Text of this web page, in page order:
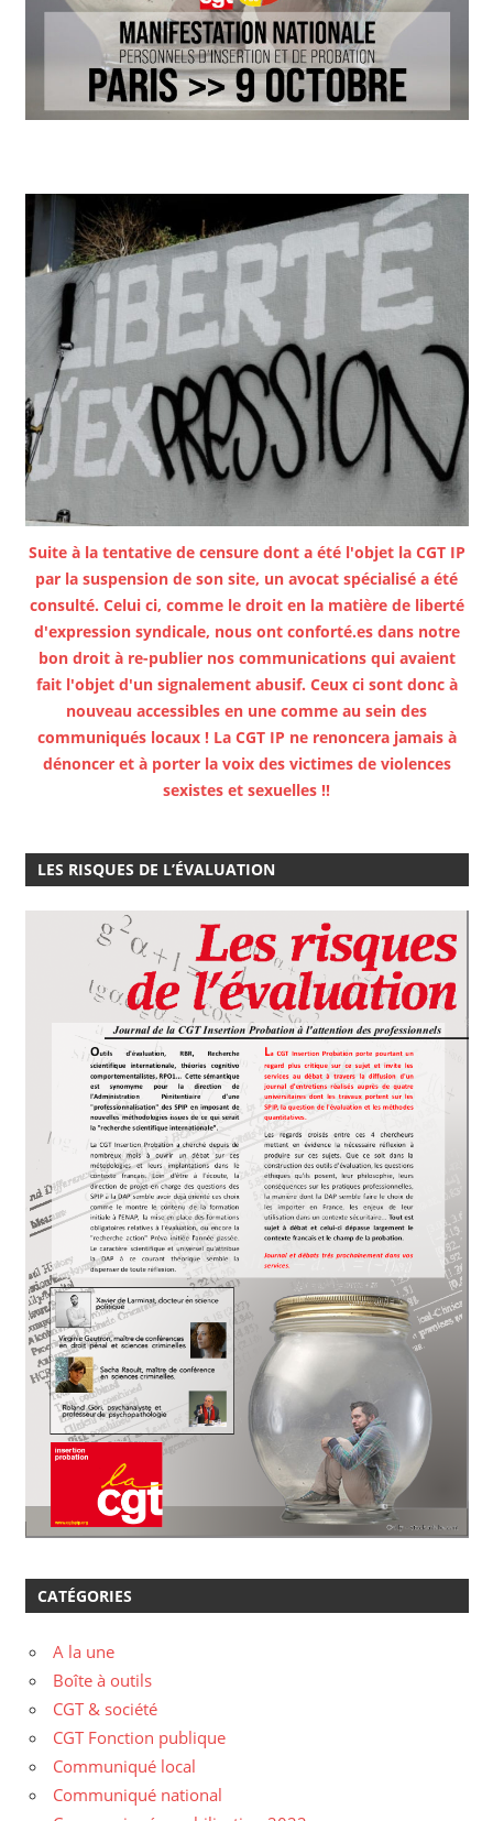
Suite à la tentative de censure dont a été l'objet la CGT IP
par la suspension de son site, un avocat spécialisé a été
consulté. Celui ci, comme le droit en la matière de liberté
d'expression syndicale, nous ont conforté.es dans notre
bon droit à re-publier nos communications qui avaient
fait l'objet d'un signalement abusif. Ceux ci sont donc à
nouveau accessibles en une comme au sein des
communiqués locaux ! La CGT IP ne renoncera jamais à
dénoncer et à porter la voix des victimes de violences
sexistes et sexuelles !!
LES RISQUES DE L’ÉVALUATION
CATÉGORIES
A la une
Boîte à outils
CGT & société
CGT Fonction publique
Communiqué local
Communiqué national